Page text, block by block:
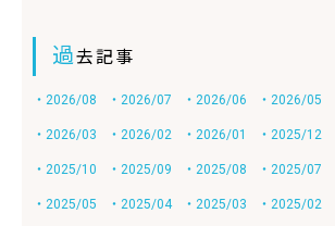
過去記事
・2026/08 ・2026/07 ・2026/06 ・2026/05
・2026/03 ・2026/02 ・2026/01 ・2025/12
・2025/10 ・2025/09 ・2025/08 ・2025/07
・2025/05 ・2025/04 ・2025/03 ・2025/02